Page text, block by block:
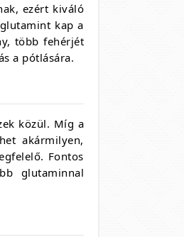
ezért kiváló
kap a
több fehérjét
a pótlására.
közül. Míg a
akármilyen,
Fontos
glutaminnal